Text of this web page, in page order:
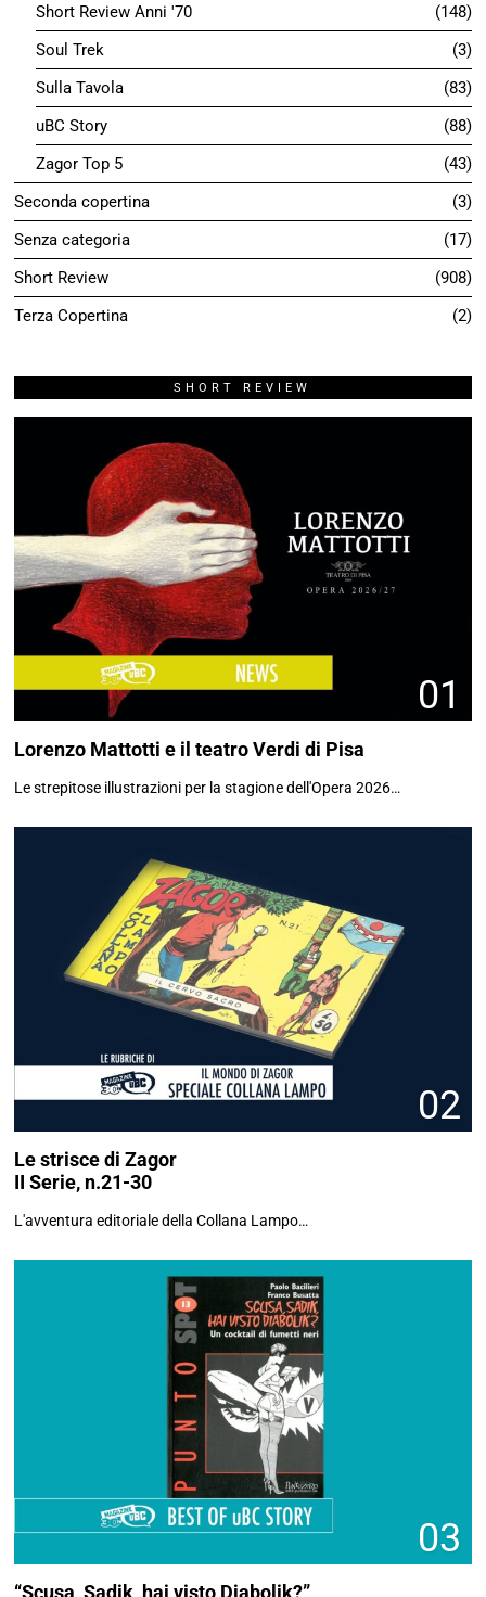
Short Review Anni '70
148
Soul Trek
3
Sulla Tavola
83
uBC Story
88
Zagor Top 5
43
Seconda copertina
3
Senza categoria
17
Short Review
908
Terza Copertina
2
SHORT REVIEW
01
Lorenzo Mattotti e il teatro Verdi di Pisa
Le strepitose illustrazioni per la stagione dell'Opera 2026…
02
Le strisce di Zagor
II Serie, n.21-30
L'avventura editoriale della Collana Lampo…
03
“Scusa, Sadik, hai visto Diabolik?”